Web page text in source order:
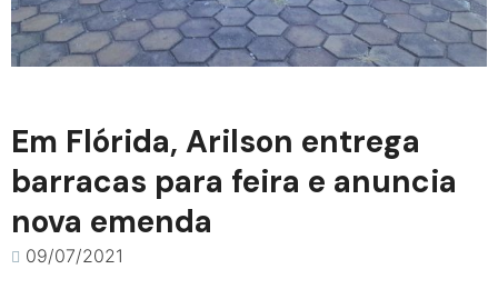
Em Flórida, Arilson entrega
barracas para feira e anuncia
nova emenda
09/07/2021